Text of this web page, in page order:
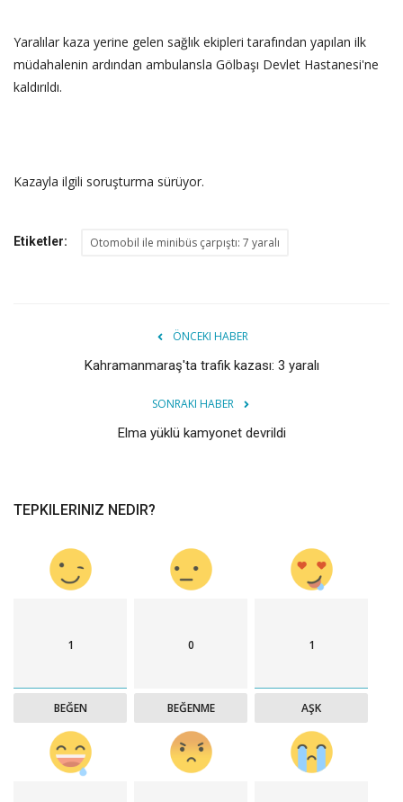
Yaralılar kaza yerine gelen sağlık ekipleri tarafından yapılan ilk
müdahalenin ardından ambulansla Gölbaşı Devlet Hastanesi'ne
kaldırıldı.
Kazayla ilgili soruşturma sürüyor.
Etiketler: Otomobil ile minibüs çarpıştı: 7 yaralı
ÖNCEKI HABER
Kahramanmaraş'ta trafik kazası: 3 yaralı
SONRAKI HABER
Elma yüklü kamyonet devrildi
TEPKILERINIZ NEDIR?
1
BEĞEN
0
BEĞENME
1
AŞK